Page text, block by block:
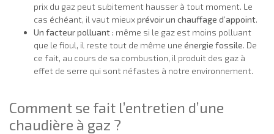
prix du gaz peut subitement hausser à tout moment. Le
cas échéant, il vaut mieuxprévoir un chauffage d’appoint.
Un facteur polluant : même si le gaz est moins polluant
que le fioul, il reste tout de même une énergie fossile. De
ce fait, au cours de sa combustion, il produit des gaz à
effet de serre qui sont néfastes à notre environnement.
Comment se fait l’entretien d’une
chaudière à gaz ?